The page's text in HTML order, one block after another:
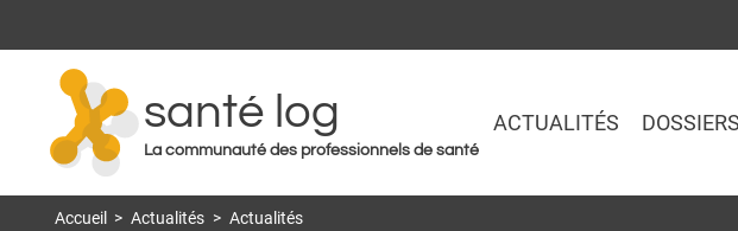
santé log
La communauté des professionnels de santé
ACTUALITÉS DOSSIERS
Accueil > Actualités > Actualités